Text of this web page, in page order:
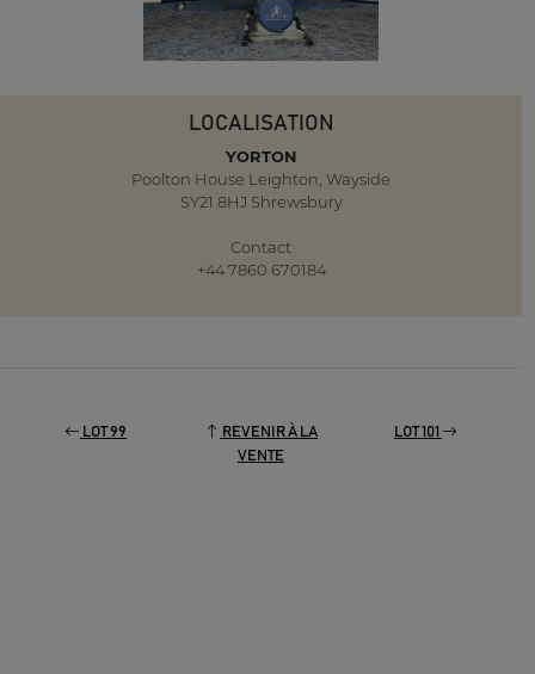
LOCALISATION
YORTON
Poolton House Leighton, Wayside
SY21 8HJ Shrewsbury
Contact
+44 7860 670184
LOT 99
REVENIR À LA
VENTE
LOT 101